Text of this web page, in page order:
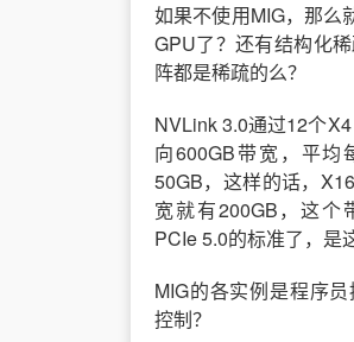
如果不使用MIG，那么
GPU了？还有结构化
阵都是稀疏的么？
NVLink 3.0通过12个
向600GB带宽，平均
50GB，这样的话，
宽就有200GB，这个
PCIe 5.0的标准了，是
MIG的各实例是程序
控制？